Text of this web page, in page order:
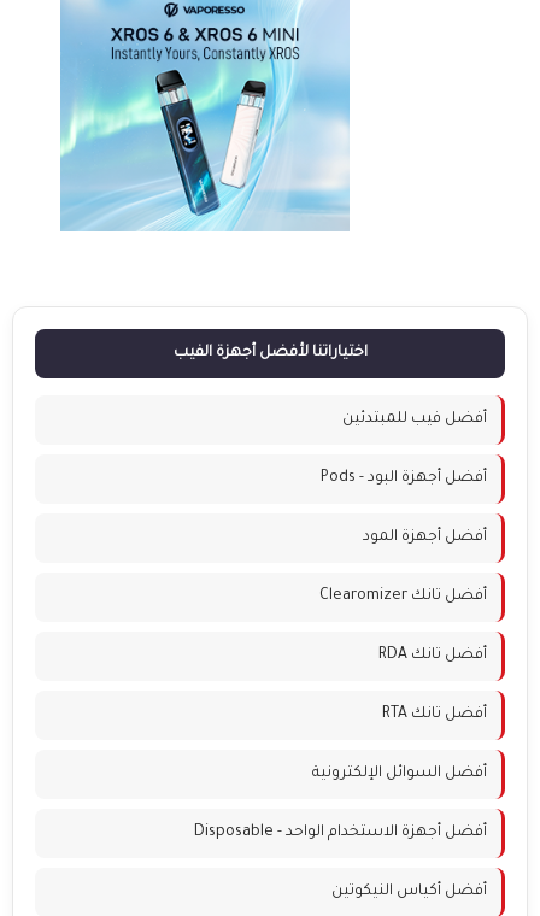
اختياراتنا لأفضل أجهزة الفيب
أفضل فيب للمبتدئين
أفضل أجهزة البود - Pods
أفضل أجهزة المود
أفضل تانك Clearomizer
أفضل تانك RDA
أفضل تانك RTA
أفضل السوائل الإلكترونية
أفضل أجهزة الاستخدام الواحد - Disposable
أفضل أكياس النيكوتين